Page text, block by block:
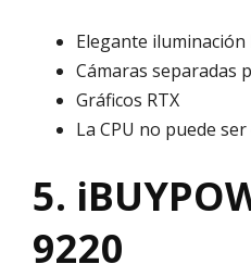
Elegante iluminación
Cámaras separadas
Gráficos RTX
La CPU no puede
5.
9220